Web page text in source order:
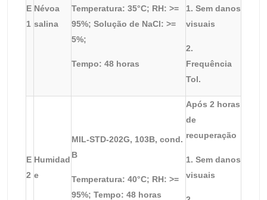
E
1
Névoa
salina
Temperatura: 35°C; RH: >=
95%; Solução de NaCl: >=
5%;
Tempo: 48 horas
1. Sem danos
visuais
2.
Frequência
Tol.
E
2
Humidad
e
MIL-STD-202G, 103B, cond.
B
Temperatura: 40°C; RH: >=
95%; Tempo: 48 horas
Após 2 horas
de
recuperação
1. Sem danos
visuais